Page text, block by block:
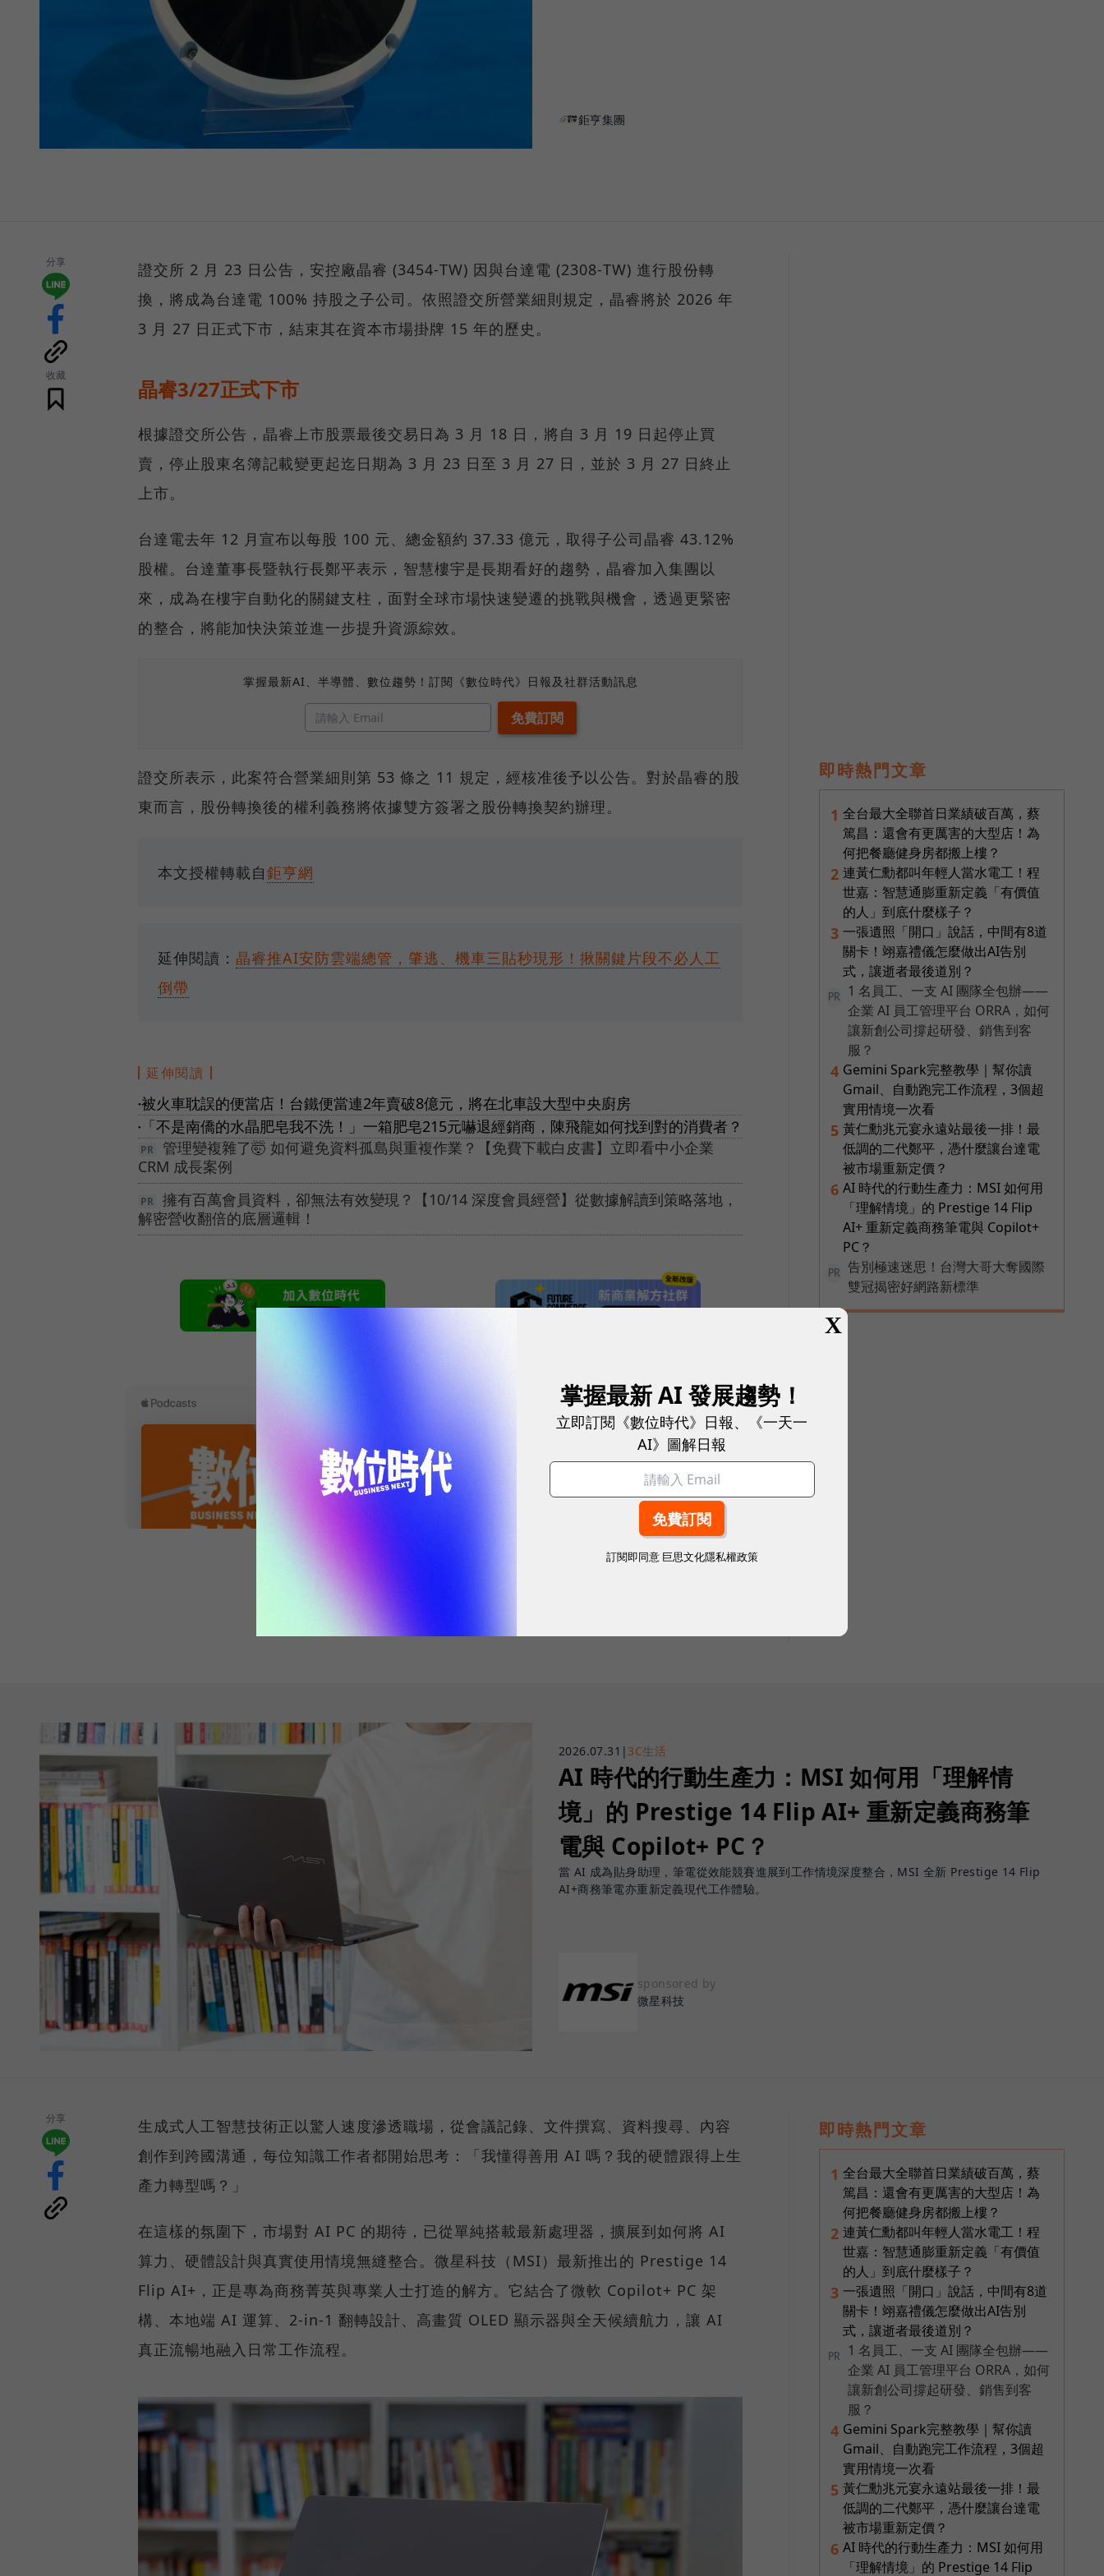
鉅亨集團
分享
收藏
證交所 2 月 23 日公告，安控廠晶睿 (3454-TW) 因與台達電 (2308-TW) 進行股份轉
換，將成為台達電 100% 持股之子公司。依照證交所營業細則規定，晶睿將於 2026 年
3 月 27 日正式下市，結束其在資本市場掛牌 15 年的歷史。
晶睿3/27正式下市
根據證交所公告，晶睿上市股票最後交易日為 3 月 18 日，將自 3 月 19 日起停止買
賣，停止股東名簿記載變更起迄日期為 3 月 23 日至 3 月 27 日，並於 3 月 27 日終止
上市。
台達電去年 12 月宣布以每股 100 元、總金額約 37.33 億元，取得子公司晶睿 43.12%
股權。台達董事長暨執行長鄭平表示，智慧樓宇是長期看好的趨勢，晶睿加入集團以
來，成為在樓宇自動化的關鍵支柱，面對全球市場快速變遷的挑戰與機會，透過更緊密
的整合，將能加快決策並進一步提升資源綜效。
掌握最新AI、半導體、數位趨勢！訂閱《數位時代》日報及社群活動訊息
證交所表示，此案符合營業細則第 53 條之 11 規定，經核准後予以公告。對於晶睿的股
東而言，股份轉換後的權利義務將依據雙方簽署之股份轉換契約辦理。
本文授權轉載自鉅亨網
延伸閱讀： 晶睿推AI安防雲端總管，肇逃、機車三貼秒現形！揪關鍵片段不必人工
倒帶
延伸閱讀
●被火車耽誤的便當店！台鐵便當連2年賣破8億元，將在北車設大型中央廚房
●
「不是南僑的水晶肥皂我不洗！」一箱肥皂215元嚇退經銷商，陳飛龍如何找到對的消費者？
管理變複雜了🤯 如何避免資料孤島與重複作業？【免費下載白皮書】立即看中小企業
CRM 成長案例
擁有百萬會員資料，卻無法有效變現？【10/14 深度會員經營】從數據解讀到策略落地，
解密營收翻倍的底層邏輯！
即時熱門文章
1 全台最大全聯首日業績破百萬，蔡
篤昌：還會有更厲害的大型店！為
何把餐廳健身房都搬上樓？
2 連黃仁勳都叫年輕人當水電工！程
世嘉：智慧通膨重新定義「有價值
的人」到底什麼樣子？
3 一張遺照「開口」說話，中間有8道
關卡！翊嘉禮儀怎麼做出AI告別
式，讓逝者最後道別？
PR
1 名員工、一支 AI 團隊全包辦——
企業 AI 員工管理平台 ORRA，如何
讓新創公司撐起研發、銷售到客
服？
4 Gemini Spark完整教學｜幫你讀
Gmail、自動跑完工作流程，3個超
實用情境一次看
5 黃仁勳兆元宴永遠站最後一排！最
低調的二代鄭平，憑什麼讓台達電
被市場重新定價？
6 AI 時代的行動生產力：MSI 如何用
「理解情境」的 Prestige 14 Flip
AI+ 重新定義商務筆電與 Copilot+
PC？
PR
告別極速迷思！台灣大哥大奪國際
雙冠揭密好網路新標準
2026.07.31 | 3C生活
AI 時代的行動生產力：MSI 如何用「理解情
境」的 Prestige 14 Flip AI+ 重新定義商務筆
電與 Copilot+ PC？
當 AI 成為貼身助理，筆電從效能競賽進展到工作情境深度整合，MSI 全新 Prestige 14 Flip
AI+商務筆電亦重新定義現代工作體驗。
sponsored by
微星科技
分享
生成式人工智慧技術正以驚人速度滲透職場，從會議記錄、文件撰寫、資料搜尋、內容
創作到跨國溝通，每位知識工作者都開始思考：「我懂得善用 AI 嗎？我的硬體跟得上生
產力轉型嗎？」
在這樣的氛圍下，市場對 AI PC 的期待，已從單純搭載最新處理器，擴展到如何將 AI
算力、硬體設計與真實使用情境無縫整合。微星科技（MSI）最新推出的 Prestige 14
Flip AI+，正是專為商務菁英與專業人士打造的解方。它結合了微軟 Copilot+ PC 架
構、本地端 AI 運算、2-in-1 翻轉設計、高畫質 OLED 顯示器與全天候續航力，讓 AI
真正流暢地融入日常工作流程。
即時熱門文章
1 全台最大全聯首日業績破百萬，蔡
篤昌：還會有更厲害的大型店！為
何把餐廳健身房都搬上樓？
2 連黃仁勳都叫年輕人當水電工！程
世嘉：智慧通膨重新定義「有價值
的人」到底什麼樣子？
3 一張遺照「開口」說話，中間有8道
關卡！翊嘉禮儀怎麼做出AI告別
式，讓逝者最後道別？
PR
1 名員工、一支 AI 團隊全包辦——
企業 AI 員工管理平台 ORRA，如何
讓新創公司撐起研發、銷售到客
服？
4 Gemini Spark完整教學｜幫你讀
Gmail、自動跑完工作流程，3個超
實用情境一次看
5 黃仁勳兆元宴永遠站最後一排！最
低調的二代鄭平，憑什麼讓台達電
被市場重新定價？
6 AI 時代的行動生產力：MSI 如何用
「理解情境」的 Prestige 14 Flip
X
掌握最新 AI 發展趨勢！
立即訂閱《數位時代》日報、《一天一
AI》圖解日報
訂閱即同意 巨思文化隱私權政策